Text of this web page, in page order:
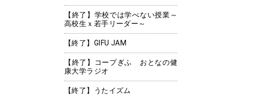
【終了】学校では学べない授業～
高校生ｘ若手リーダー～
【終了】GIFU JAM
【終了】コープぎふ おとなの健
康大学ラジオ
【終了】うたイズム